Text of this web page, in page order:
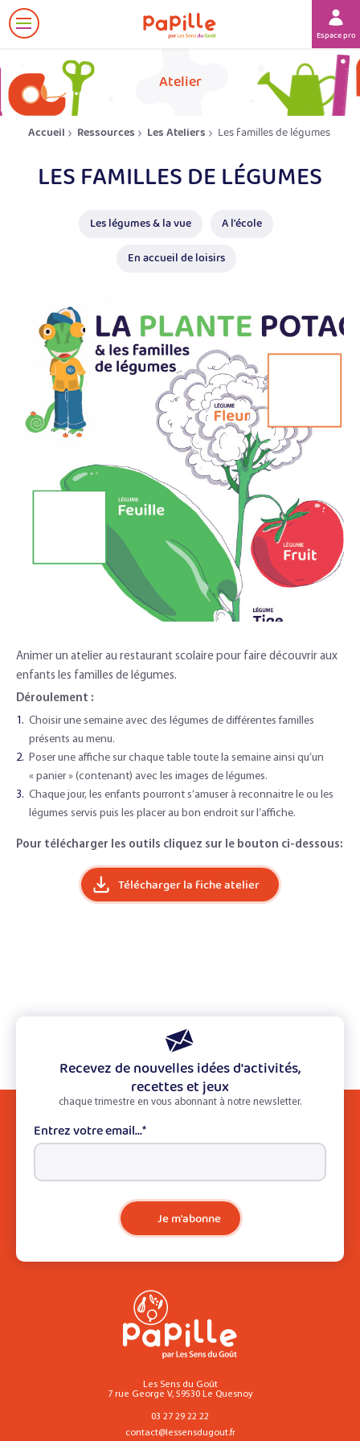
Afficher
le
Espace
Atelier
Accueil Ressources Les Ateliers Les familles de légumes
LES FAMILLES DE LÉGUMES
Les légumes & la vue A l'école
En accueil de loisirs
Animer un atelier au restaurant scolaire pour faire découvrir aux
enfants les familles de légumes.
Déroulement :
Choisir une semaine avec des légumes de différentes familles
présents au menu.
Poser une affiche sur chaque table toute la semaine ainsi qu’un
« panier » (contenant) avec les images de légumes.
Chaque jour, les enfants pourront s’amuser à reconnaitre le ou les
légumes servis puis les placer au bon endroit sur l’affiche.
Pour télécharger les outils cliquez sur le bouton ci-dessous:
Télécharger la fiche atelier
Recevez de nouvelles idées d'activités,
recettes et jeux
chaque trimestre en vous abonnant à notre newsletter.
Entrez votre email...*
Je m'abonne
Les Sens du Goût
7 rue George V, 59530 Le Quesnoy
03 27 29 22 22
contact@lessensdugout.fr